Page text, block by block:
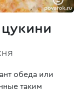
обеда или
таким